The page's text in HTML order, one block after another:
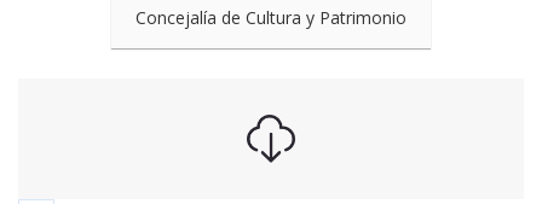
Concejalía de Cultura y Patrimonio